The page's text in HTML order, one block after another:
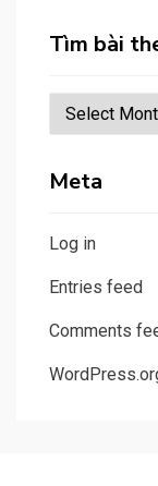
Tìm bài
Tìm
bài
tháng
Meta
Log in
Entries feed
Comments